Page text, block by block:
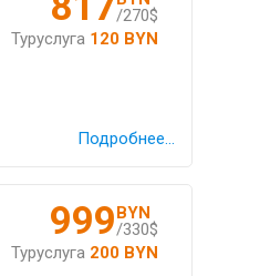
/270$
Туруслуга 120 BYN
Подробнее...
999BYN
/330$
Туруслуга 200 BYN